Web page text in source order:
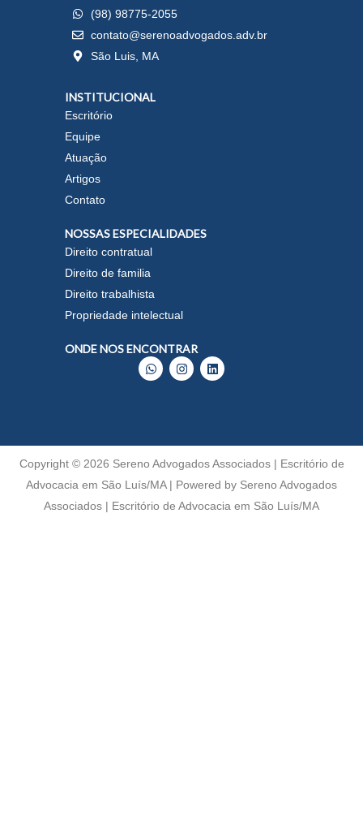
(98) 98775-2055
contato@serenoadvogados.adv.br
São Luis, MA
INSTITUCIONAL
Escritório
Equipe
Atuação
Artigos
Contato
NOSSAS ESPECIALIDADES
Direito contratual
Direito de familia
Direito trabalhista
Propriedade intelectual
ONDE NOS ENCONTRAR
W
h
a
p
I
n
s
a
m
L
i
n
n
Copyright © 2026 Sereno Advogados Associados | Escritório de
Advocacia em São Luís/MA | Powered by Sereno Advogados
Associados | Escritório de Advocacia em São Luís/MA